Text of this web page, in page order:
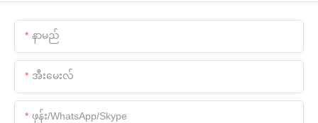
နာမည်
အီးမေးလ်
ဖုန်း/WhatsApp/Skype